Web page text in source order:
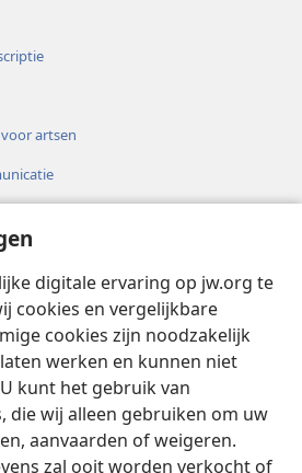
digitale ervaring op jw.org te
cookies en vergelijkbare
cookies zijn noodzakelijk
werken en kunnen niet
kunt het gebruik van
die wij alleen gebruiken om uw
aanvaarden of weigeren.
zal ooit worden verkocht of
artsen
LIBRARY™